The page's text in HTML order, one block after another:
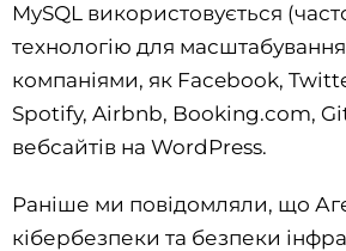
MySQL використовується
технологію для
компаніями, як Facebook,
Spotify, Airbnb, Booking.com,
вебсайтів на WordPress.
Раніше ми повідомляли, що
кібербезпеки та безпеки